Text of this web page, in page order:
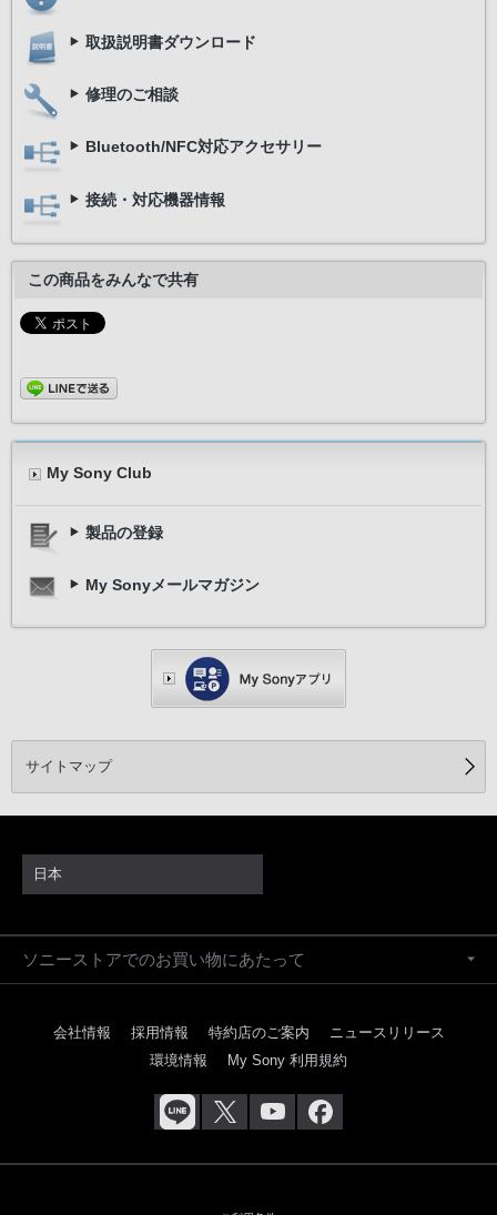
取扱説明書ダウンロード
修理のご相談
Bluetooth/NFC対応アクセサリー
接続・対応機器情報
この商品をみんなで共有
My Sony Club
製品の登録
My Sonyメールマガジン
サイトマップ
日本
ソニーストアでのお買い物にあたって
会社情報 採用情報 特約店のご案内
ニュースリリース
環境情報
My Sony 利用規約